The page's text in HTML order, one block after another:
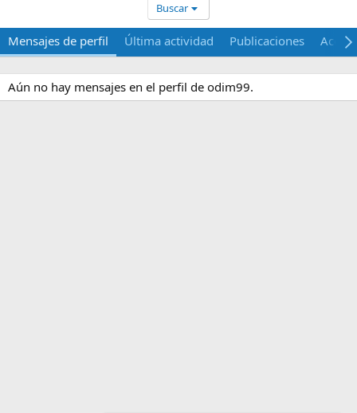
Buscar
Mensajes de perfil Última actividad Publicaciones Acerca
Aún no hay mensajes en el perfil de odim99.